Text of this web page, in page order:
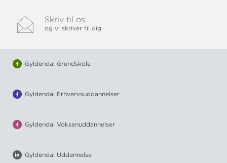
Skriv til os
og vi skriver til dig
Gyldendal Grundskole
Gyldendal Erhvervsuddannelser
Gyldendal Voksenuddannelser
Gyldendal Uddannelse